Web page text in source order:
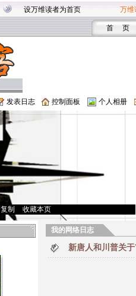
设万维读者为首页 万维
首 页
发表日志 控制面板 个人相册
复制 收藏本页
我的网络日志
新唐人和川普关